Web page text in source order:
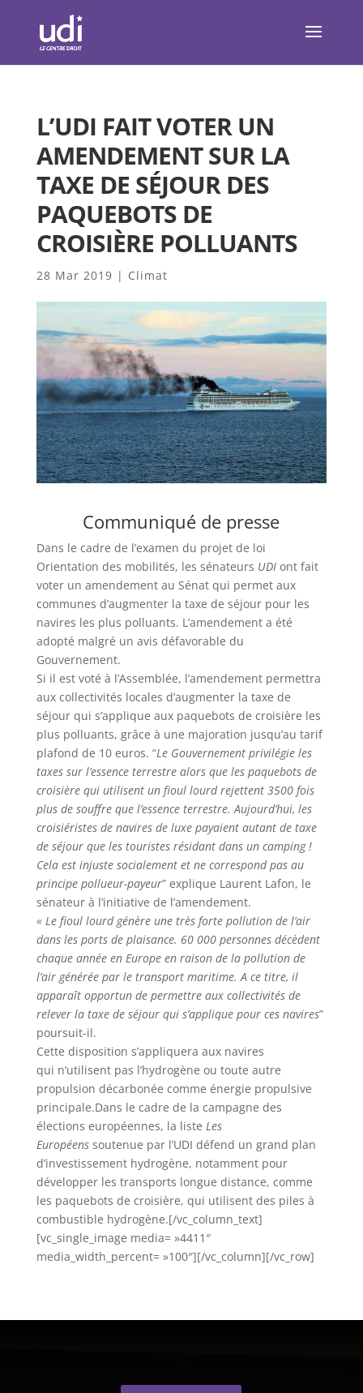
L’UDI FAIT VOTER UN
AMENDEMENT SUR LA
TAXE DE SÉJOUR DES
PAQUEBOTS DE
CROISIÈRE POLLUANTS
28 Mar 2019 | Climat
Communiqué de presse
Dans le cadre de l’examen du projet de loi
Orientation des mobilités, les sénateurs UDIont fait
voter un amendement au Sénat qui permet aux
communes d’augmenter la taxe de séjour pour les
navires les plus polluants. L’amendement a été
adopté malgré un avis défavorable du
Gouvernement.
Si il est voté à l’Assemblée, l’amendement permettra
aux collectivités locales d’augmenter la taxe de
séjour qui s’applique aux paquebots de croisière les
plus polluants, grâce à une majoration jusqu’au tarif
plafond de 10 euros. “Le Gouvernement privilégie les
taxes sur l’essence terrestre alors que les paquebots de
croisière qui utilisent un fioul lourd rejettent 3500 fois
plus de souffre que l’essence terrestre. Aujourd’hui, les
croisiéristes de navires de luxe payaient autant de taxe
de séjour que les touristes résidant dans un camping !
Cela est injuste socialement et ne correspond pas au
principe pollueur-payeur” explique Laurent Lafon, le
sénateur à l’initiative de l’amendement.
« Le fioul lourd génère une très forte pollution de l’air
dans les ports de plaisance. 60 000 personnes décèdent
chaque année en Europe en raison de la pollution de
l’air générée par le transport maritime. A ce titre, il
apparaît opportun de permettre aux collectivités de
relever la taxe de séjour qui s’applique pour ces navires”
poursuit-il.
Cette disposition s’appliquera aux navires
qui n’utilisent pas l’hydrogène ou toute autre
propulsion décarbonée comme énergie propulsive
principale.Dans le cadre de la campagne des
élections européennes, la liste Les
Européenssoutenue par l’UDI défend un grand plan
d’investissement hydrogène, notamment pour
développer les transports longue distance, comme
les paquebots de croisière, qui utilisent des piles à
combustible hydrogène.[/vc_column_text]
[vc_single_image media= »4411″
media_width_percent= »100″][/vc_column][/vc_row]